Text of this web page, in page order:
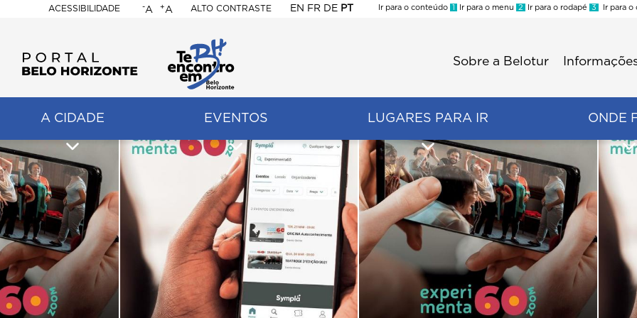
ACESSIBILIDADE
BELO
HORIZONTE
-A +A ALTO CONTRASTE EN FR DE PT
Ir para o conteúdo 1 Ir para o menu 2 Ir para o rodapé 3 Ir para o
Sobre a Belotur
A CIDADE EVENTOS LUGARES PARA IR ONDE